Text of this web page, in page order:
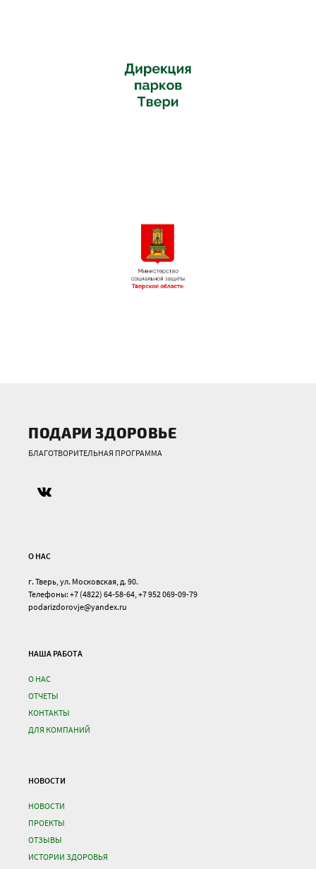
ПОДАРИ ЗДОРОВЬЕ
БЛАГОТВОРИТЕЛЬНАЯ ПРОГРАММА
О НАС
г. Тверь, ул. Московская, д. 90.
Телефоны: +7 (4822) 64-58-64, +7 952 069-09-79
podarizdorovje@yandex.ru
НАША РАБОТА
О НАС
ОТЧЕТЫ
КОНТАКТЫ
ДЛЯ КОМПАНИЙ
НОВОСТИ
НОВОСТИ
ПРОЕКТЫ
ОТЗЫВЫ
ИСТОРИИ ЗДОРОВЬЯ